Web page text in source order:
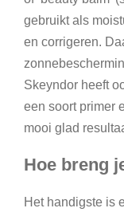
gebruikt als
en corrigeren.
Skeyndor heeft
een soort primer
mooi glad
Hoe breng
Het handigste is